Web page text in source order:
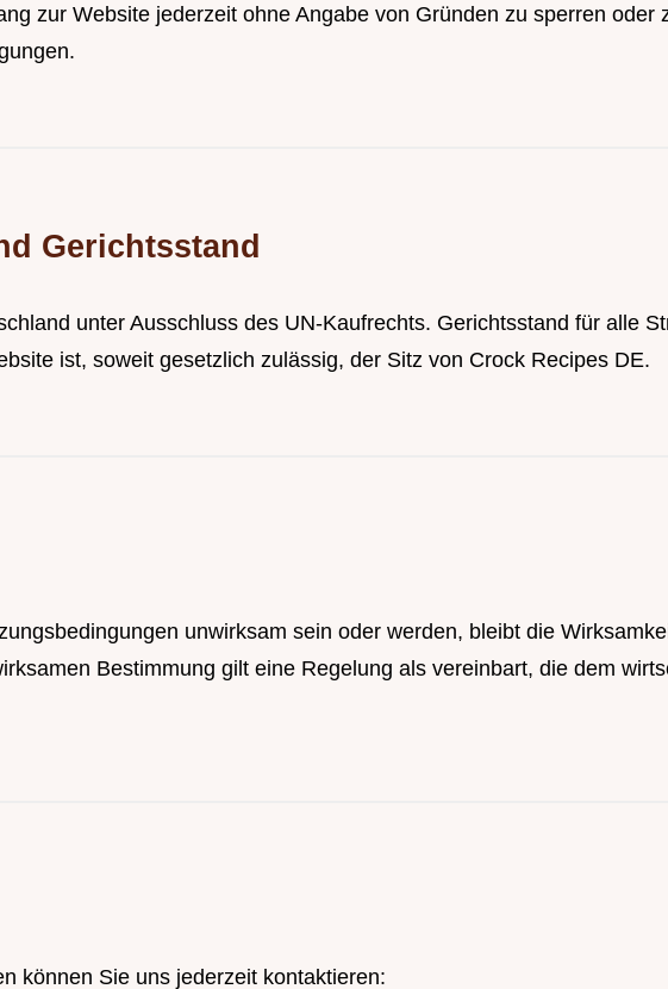
zur Website jederzeit ohne Angabe von Gründen zu sperren oder
Gerichtsstand
unter Ausschluss des UN-Kaufrechts. Gerichtsstand für alle
ist, soweit gesetzlich zulässig, der Sitz von Crock Recipes DE.
unwirksam sein oder werden, bleibt die
Bestimmung gilt eine Regelung als vereinbart, die dem
können Sie uns jederzeit kontaktieren: